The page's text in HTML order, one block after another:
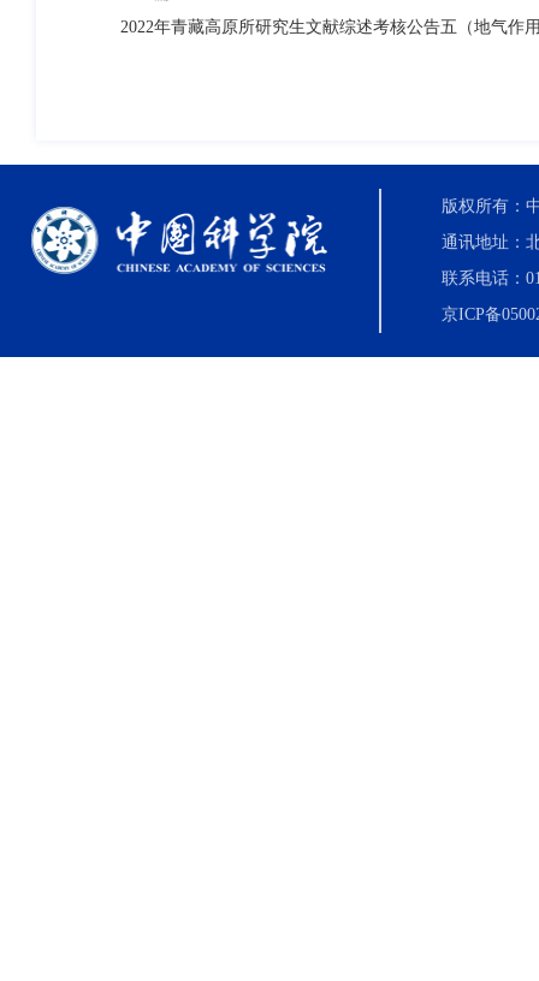
2022年青藏高原所研究生文献综述考核公告五（地气作
版权所有：
通讯地址：
联系电话：
京ICP备